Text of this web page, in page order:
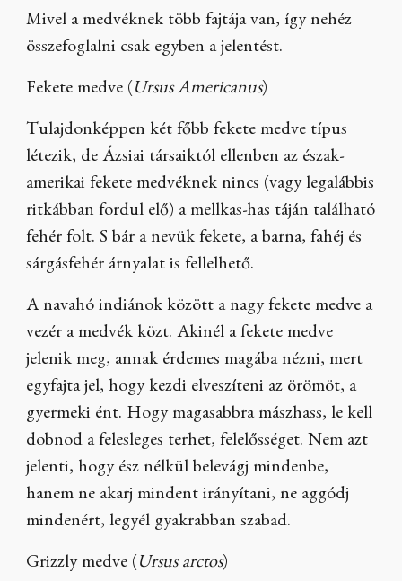
Mivel a medvéknek több fajtája van, így nehéz
összefoglalni csak egyben a jelentést.
Fekete medve ( Ursus Americanus)
Tulajdonképpen két főbb fekete medve típus
létezik, de Ázsiai társaiktól ellenben az észak-
amerikai fekete medvéknek nincs (vagy legalábbis
ritkábban fordul elő) a mellkas-has táján található
fehér folt. S bár a nevük fekete, a barna, fahéj és
sárgásfehér árnyalat is fellelhető.
A navahó indiánok között a nagy fekete medve a
vezér a medvék közt. Akinél a fekete medve
jelenik meg, annak érdemes magába nézni, mert
egyfajta jel, hogy kezdi elveszíteni az örömöt, a
gyermeki ént. Hogy magasabbra mászhass, le kell
dobnod a felesleges terhet, felelősséget. Nem azt
jelenti, hogy ész nélkül belevágj mindenbe,
hanem ne akarj mindent irányítani, ne aggódj
mindenért, legyél gyakrabban szabad.
Grizzly medve ( Ursus arctos)